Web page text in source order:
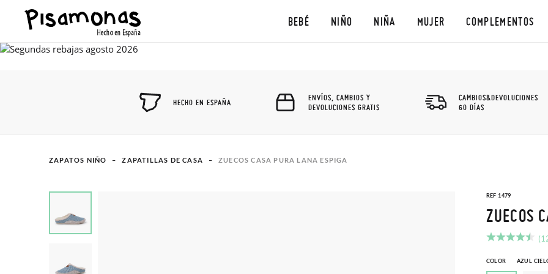
BEBÉ NIÑO NIÑA MUJER COMPLEMENTOS
HECHO EN ESPAÑA
ENVÍOS, CAMBIOS Y
DEVOLUCIONES GRATIS
CAMBIOS&DEVOLUCIONES
60 DÍAS
ZAPATOS NIÑO ZAPATILLAS DE CASA ZUECOS CASA PURA LANA ESPIGA
REF 1479
ZUECOS
COLOR AZUL